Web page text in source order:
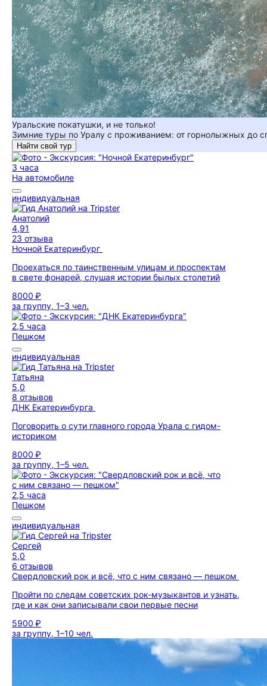
Уральские покатушки, и не только!
Зимние туры по Уралу с проживанием: от горнолыжных до
Найти свой тур
3 часа
На автомобиле
индивидуальная
Анатолий
4,91
23 отзыва
Ночной Екатеринбург
Проехаться по таинственным улицам и проспектам
в свете фонарей, слушая истории былых столетий
8000 ₽
за группу, 1–3 чел.
2,5 часа
Пешком
индивидуальная
Татьяна
5,0
8 отзывов
ДНК Екатеринбурга
Поговорить о сути главного города Урала с гидом-
историком
8000 ₽
за группу, 1–5 чел.
2,5 часа
Пешком
индивидуальная
Сергей
5,0
6 отзывов
Свердловский рок и всё, что с ним связано — пешком
Пройти по следам советских рок-музыкантов и узнать,
где и как они записывали свои первые песни
5900 ₽
за группу, 1–10 чел.